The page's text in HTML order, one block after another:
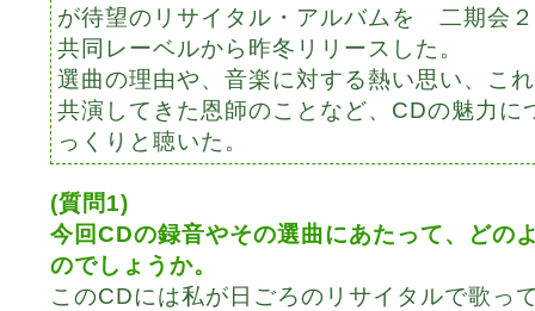
が待望のリサイタル・アルバムを 二期会
共同レーベルから昨冬リリースした。
選曲の理由や、音楽に対する熱い思い、こ
共演してきた恩師のことなど、CDの魅力に
っくりと聴いた。
(質問1)
今回CDの録音やその選曲にあたって、どの
のでしょうか。
このCDには私が日ごろのリサイタルで歌っ